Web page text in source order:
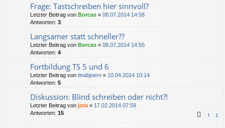
Frage: Tastschreiben hier sinnvoll?
Letzter Beitrag von Borcas « 08.07.2014 14:58
Antworten: 3
Langsamer statt schneller??
Letzter Beitrag von Borcas « 08.07.2014 14:55
Antworten: 4
Fortbildung TS 5 und 6
Letzter Beitrag von tinabjoern « 10.04.2014 10:14
Antworten: 5
Diskussion: Blind schreiben oder nicht?!
Letzter Beitrag von jota « 17.02.2014 07:59
Antworten: 15 1 2